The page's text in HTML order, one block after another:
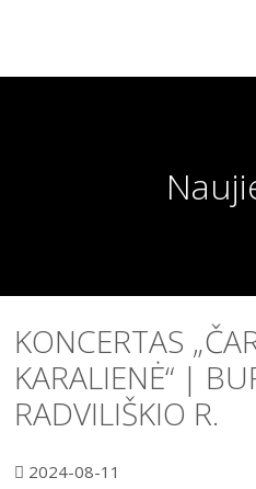
KONCERTAS
KARALIENĖ“ |
RADVILIŠKIO R.
2024-08-11